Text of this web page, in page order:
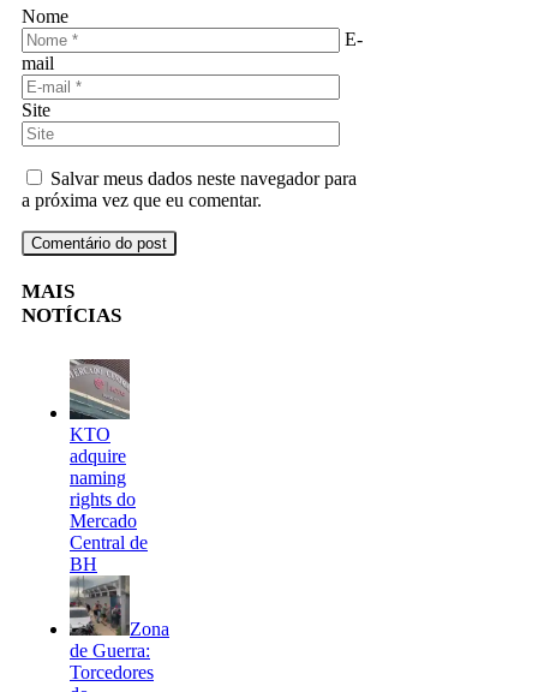
Nome
E-
mail
Site
Salvar meus dados neste navegador para
a próxima vez que eu comentar.
MAIS
NOTÍCIAS
KTO
adquire
naming
rights do
Mercado
Central de
BH
Zona
de Guerra:
Torcedores